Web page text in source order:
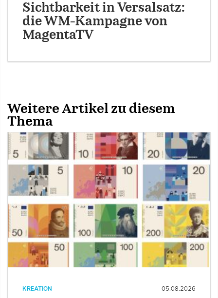
Sichtbarkeit in Versalsatz:
die WM-Kampagne von
MagentaTV
Weitere Artikel zu diesem
Thema
KREATION 05.08.2026